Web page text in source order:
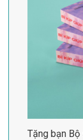
Tặng bạn